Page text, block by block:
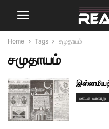
Home Tags சமுதாயம்
சமுதாயம்
ஊடக வரலாறு